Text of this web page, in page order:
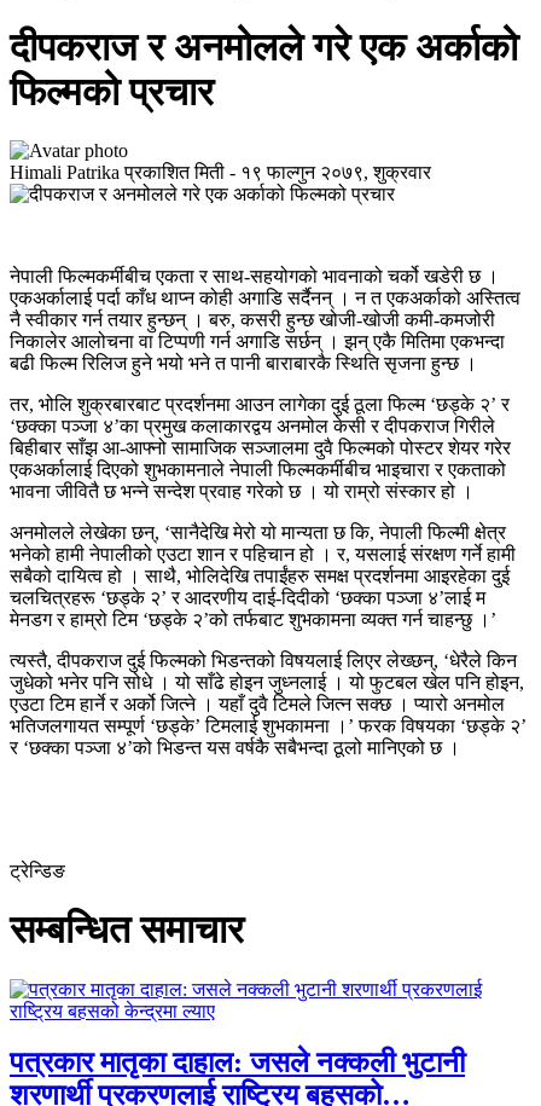
दीपकराज र अनमोलले गरे एक अर्काको
फिल्मको प्रचार
Himali Patrika प्रकाशित मिती - १९ फाल्गुन २०७९, शुक्रवार
नेपाली फिल्मकर्मीबीच एकता र साथ-सहयोगको भावनाको चर्को खडेरी छ ।
एकअर्कालाई पर्दा काँध थाप्न कोही अगाडि सर्दैनन् । न त एकअर्काको अस्तित्व
नै स्वीकार गर्न तयार हुन्छन् । बरु, कसरी हुन्छ खोजी-खोजी कमी-कमजोरी
निकालेर आलोचना वा टिप्पणी गर्न अगाडि सर्छन् । झन् एकै मितिमा एकभन्दा
बढी फिल्म रिलिज हुने भयो भने त पानी बाराबारकै स्थिति सृजना हुन्छ ।
तर, भोलि शुक्रबारबाट प्रदर्शनमा आउन लागेका दुई ठूला फिल्म ‘छड्के २’ र
‘छक्का पञ्जा ४’का प्रमुख कलाकारद्वय अनमोल केसी र दीपकराज गिरीले
बिहीबार साँझ आ-आफ्नो सामाजिक सञ्जालमा दुवै फिल्मको पोस्टर शेयर गरेर
एकअर्कालाई दिएको शुभकामनाले नेपाली फिल्मकर्मीबीच भाइचारा र एकताको
भावना जीवितै छ भन्ने सन्देश प्रवाह गरेको छ । यो राम्रो संस्कार हो ।
अनमोलले लेखेका छन्, ‘सानैदेखि मेरो यो मान्यता छ कि, नेपाली फिल्मी क्षेत्र
भनेको हामी नेपालीको एउटा शान र पहिचान हो । र, यसलाई संरक्षण गर्ने हामी
सबैको दायित्व हो । साथै, भोलिदेखि तपाईंहरु समक्ष प्रदर्शनमा आइरहेका दुई
चलचित्रहरू ‘छड्के २’ र आदरणीय दाई-दिदीको ‘छक्का पञ्जा ४’लाई म
मेनडग र हाम्रो टिम ‘छड्के २’को तर्फबाट शुभकामना व्यक्त गर्न चाहन्छु ।’
त्यस्तै, दीपकराज दुई फिल्मको भिडन्तको विषयलाई लिएर लेख्छन्, ‘धेरैले किन
जुधेको भनेर पनि सोधे । यो साँढे होइन जुध्नलाई । यो फुटबल खेल पनि होइन,
एउटा टिम हार्ने र अर्को जित्ने । यहाँ दुवै टिमले जित्न सक्छ । प्यारो अनमोल
भतिजलगायत सम्पूर्ण ‘छड्के’ टिमलाई शुभकामना ।’ फरक विषयका ‘छड्के २’
र ‘छक्का पञ्जा ४’को भिडन्त यस वर्षकै सबैभन्दा ठूलो मानिएको छ ।
ट्रेन्डिङ
सम्बन्धित समाचार
पत्रकार मातृका दाहाल: जसले नक्कली भुटानी
शरणार्थी प्रकरणलाई राष्ट्रिय बहसको…